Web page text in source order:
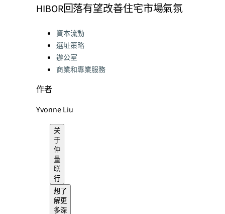
HIBOR回落有望改善住宅市場氣氛
Categories:
資本流動
選址策略
辦公室
商業和專業服務
作者
Yvonne Liu
关
于
仲
量
联
行
想了
解更
多深